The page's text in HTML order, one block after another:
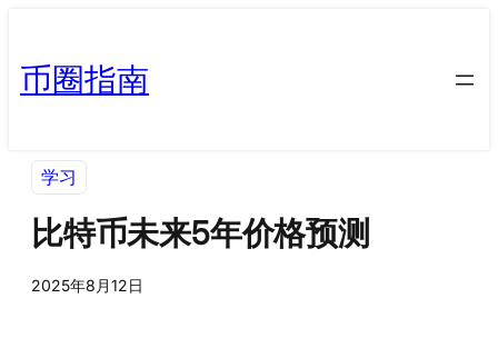
币圈指南
学习
比特币未来5年价格预测
2025年8月12日